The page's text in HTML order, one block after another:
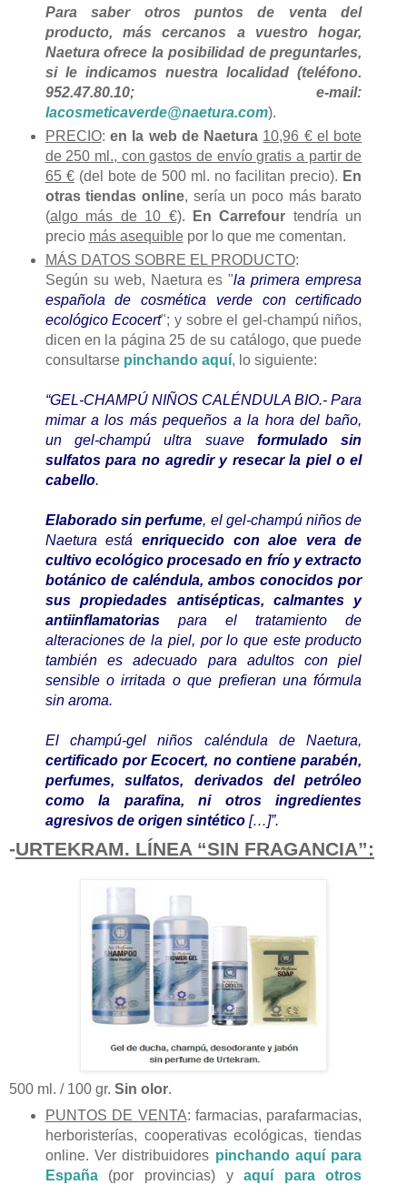
Para saber otros puntos de venta del
producto, más cercanos a vuestro hogar,
Naetura ofrece la posibilidad de preguntarles,
si le indicamos nuestra localidad (teléfono.
952.47.80.10; e-mail:
lacosmeticaverde@naetura.com).
PRECIO: en la web de Naetura 10,96 € el bote
de 250 ml., con gastos de envío gratis a partir de
65 €(del bote de 500 ml. no facilitan precio). En
otras tiendas online, sería un poco más barato
(algo más de 10 €). En Carrefour tendría un
precio más asequiblepor lo que me comentan.
MÁS DATOS SOBRE EL PRODUCTO:
Según su web, Naetura es "la primera empresa
española de cosmética verde con certificado
ecológico Ecocert"; y sobre el gel-champú niños,
dicen en la página 25 de su catálogo, que puede
consultarse pinchando aquí, lo siguiente:
“GEL-CHAMPÚ NIÑOS CALÉNDULA BIO.- Para
mimar a los más pequeños a la hora del baño,
un gel-champú ultra suaveformulado sin
sulfatos para no agredir y resecar la piel o el
cabello.
Elaborado sin perfume, el gel-champú niños de
Naetura está enriquecido con aloe vera de
cultivo ecológico procesado en frío y extracto
botánico de caléndula, ambos conocidos por
sus propiedades antisépticas, calmantes y
antiinflamatoriaspara el tratamiento de
alteraciones de la piel, por lo que este producto
también es adecuado para adultos con piel
sensible o irritada o que prefieran una fórmula
sin aroma.
El champú-gel niños caléndula de Naetura,
certificado por Ecocert, no contiene parabén,
perfumes, sulfatos, derivados del petróleo
como la parafina, ni otros ingredientes
agresivos de origen sintético[…]”.
-URTEKRAM. LÍNEA “SIN FRAGANCIA”:
500 ml. / 100 gr. Sin olor.
PUNTOS DE VENTA: farmacias, parafarmacias,
herboristerías, cooperativas ecológicas, tiendas
online. Ver distribuidores pinchando aquí para
España(por provincias) yaquí para otros